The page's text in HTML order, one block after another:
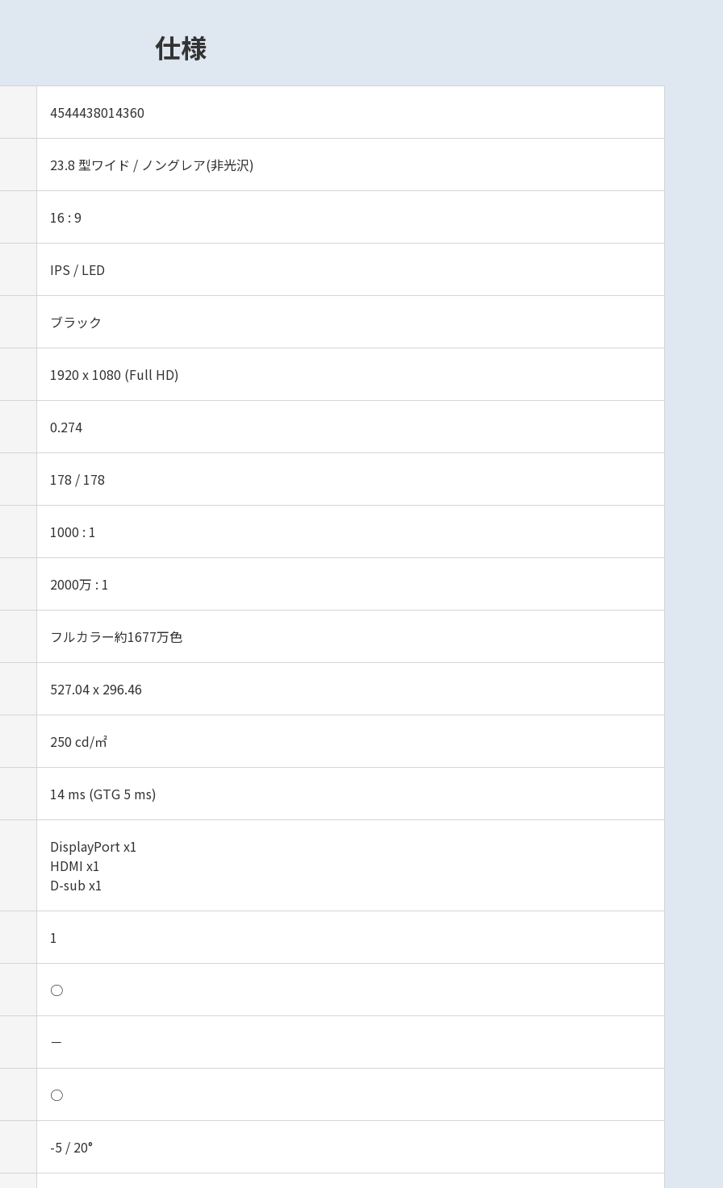
仕様
4544438014360
23.8 型ワイド / ノングレア(非光沢)‎
16 : 9
IPS / LED‎
ブラック
1920 x 1080 (Full HD)‎
0.274
178 / 178
1000 : 1‎
2000万 : 1
フルカラー約1677万色
527.04 x 296.46‎
250 cd/㎡
14 ms (GTG 5 ms)‎
DisplayPort x1
HDMI x1
D-sub x1‎
1
○
－
○
-5 / 20°‎